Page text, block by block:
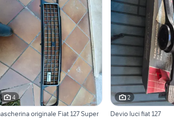
4
mascherina originale Fiat 127 Super
2
Devio luci fiat 127